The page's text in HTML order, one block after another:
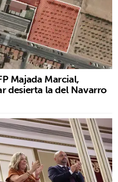
Majada Marcial,
desierta la del Navarro